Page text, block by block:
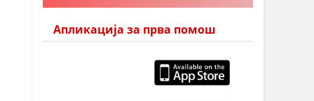
Апликација за прва помош